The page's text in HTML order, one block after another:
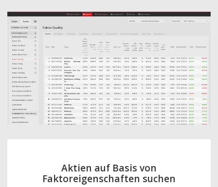
Aktien auf Basis von
Faktoreigenschaften suchen